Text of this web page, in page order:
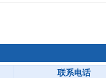
联系电话